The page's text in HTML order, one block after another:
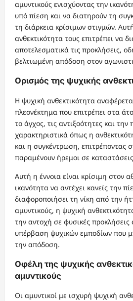
αμυντικούς ενισχύοντας την
υπό πίεση και να διατηρούν τη
τη διάρκεια κρίσιμων στιγμών.
ανθεκτικότητα τους επιτρέπει να
αποτελεσματικά τις προκλήσεις,
βελτιωμένη απόδοση στον
Ορισμός της ψυχικής
Η ψυχική ανθεκτικότητα
πλεονέκτημα που επιτρέπει στα
το άγχος, τις αντιξοότητες και την
χαρακτηριστικά όπως η
και η συγκέντρωση, επιτρέποντας
παραμένουν ήρεμοι σε
Αυτή η έννοια είναι κρίσιμη στον
ικανότητα να αντέχει κανείς την
διαφοροποιήσει τη νίκη από την
αμυντικούς, η ψυχική
την αντοχή σε φυσικές προκλήσεις
υπέρβαση ψυχικών εμποδίων που
την απόδοση.
Οφέλη της ψυχικής
αμυντικούς
Οι αμυντικοί με ισχυρή ψυχική